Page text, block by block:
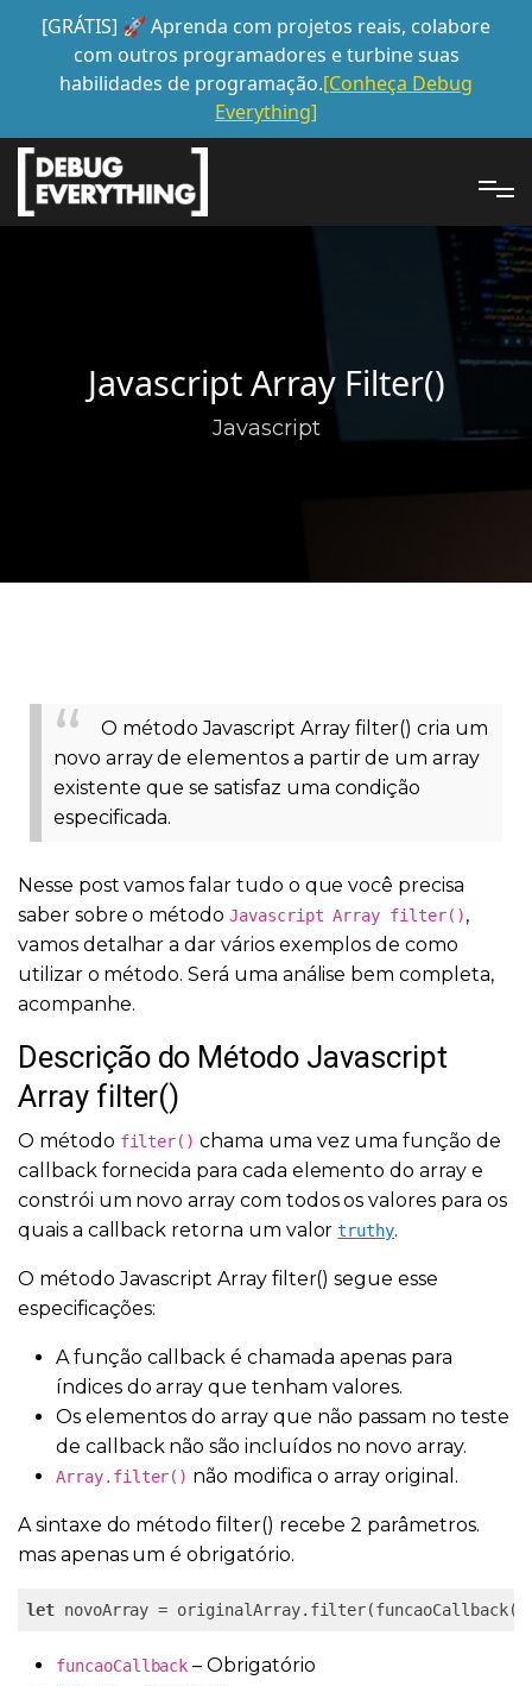
[GRÁTIS] 🚀 Aprenda com projetos reais, colabore
com outros programadores e turbine suas
habilidades de programação.[Conheça Debug
Everything]
Javascript Array Filter()
Javascript
O método Javascript Array filter() cria um
novo array de elementos a partir de um array
existente que se satisfaz uma condição
especificada.
Nesse post vamos falar tudo o que você precisa
saber sobre o método Javascript Array filter(),
vamos detalhar a dar vários exemplos de como
utilizar o método. Será uma análise bem completa,
acompanhe.
Descrição do Método Javascript
Array filter()
O método filter() chama uma vez uma função de
callback fornecida para cada elemento do array e
constrói um novo array com todos os valores para os
quais a callback retorna um valortruthy.
O método Javascript Array filter() segue esse
especificações:
A função callback é chamada apenas para
índices do array que tenham valores.
Os elementos do array que não passam no teste
de callback não são incluídos no novo array.
Array.filter() não modifica o array original.
A sintaxe do método filter() recebe 2 parâmetros.
mas apenas um é obrigatório.
let novoArray =
funcaoCallback – Obrigatório